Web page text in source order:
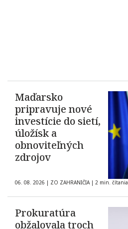
Maďarsko
pripravuje nové
investície do sietí,
úložísk a
obnoviteľných
zdrojov
06. 08. 2026 | ZO ZAHRANIČIA | 2 min. čítania
Prokuratúra
obžalovala troch